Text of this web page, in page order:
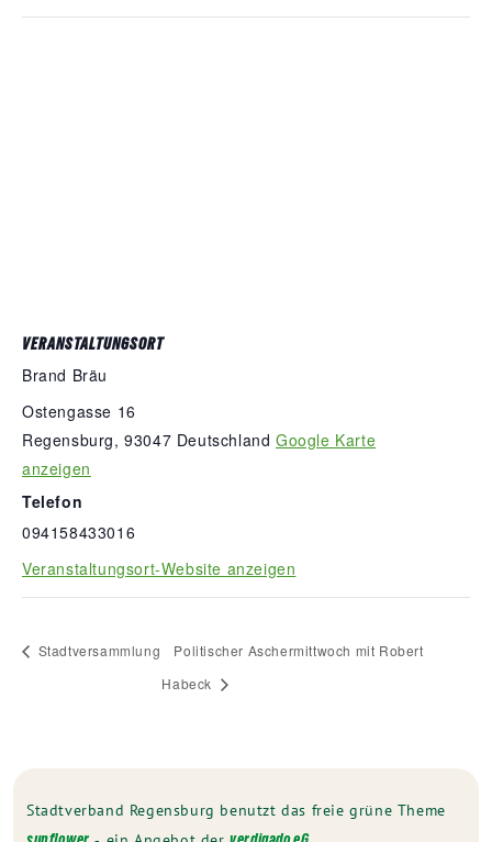
VERANSTALTUNGSORT
Brand Bräu
Ostengasse 16
Regensburg, 93047 Deutschland Google Karte
anzeigen
Telefon
094158433016
Veranstaltungsort-Website anzeigen
Stadtversammlung
Politischer Aschermittwoch mit Robert
Habeck
Stadtverband Regensburg benutzt das freie grüne Theme